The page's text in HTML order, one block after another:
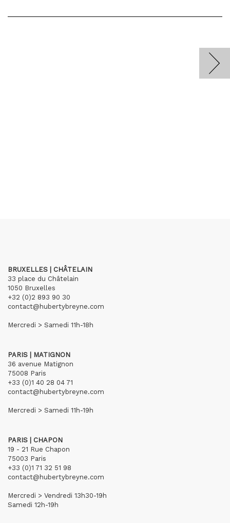
BRUXELLES | CHÂTELAIN
33 place du Châtelain
1050 Bruxelles
+32 (0)2 893 90 30
contact@hubertybreyne.com
Mercredi > Samedi 11h-18h
PARIS | MATIGNON
36 avenue Matignon
75008 Paris
+33 (0)1 40 28 04 71
contact@hubertybreyne.com
Mercredi > Samedi 11h-19h
PARIS | CHAPON
19 - 21 Rue Chapon
75003 Paris
+33 (0)1 71 32 51 98
contact@hubertybreyne.com
Mercredi > Vendredi 13h30-19h
Samedi 12h-19h